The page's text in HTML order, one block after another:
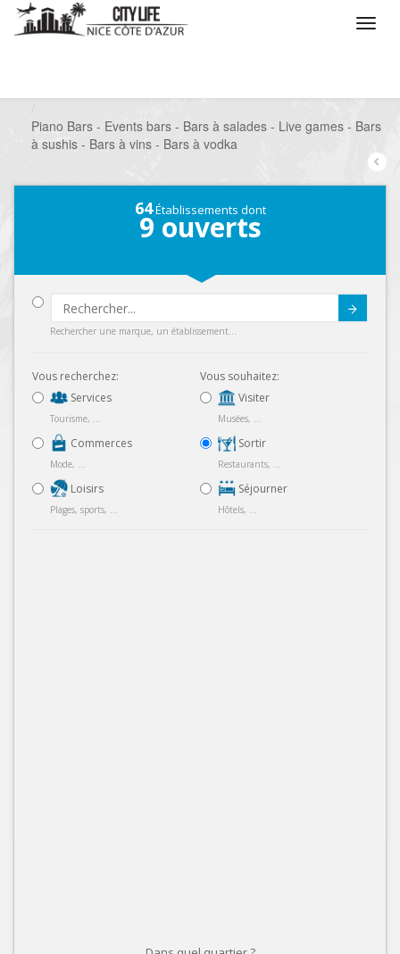
Piano Bars - Events bars - Bars à salades - Live games - Bars
à sushis - Bars à vins - Bars à vodka
64Établissements dont
9 ouverts
Rechercher une marque, un établissement...
Vous recherchez:
Services
Tourisme, ...
Commerces
Mode, ...
Loisirs
Plages, sports, ...
Vous souhaitez:
Visiter
Musées, ...
Sortir
Restaurants, ...
Séjourner
Hôtels, ...